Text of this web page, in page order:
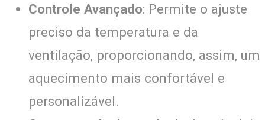
Controle Avançado: Permite o ajuste
preciso da temperatura e da
ventilação, proporcionando, assim, um
aquecimento mais confortável e
personalizável.